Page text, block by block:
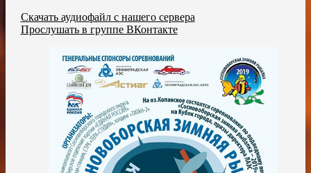
Скачать аудиофайл с нашего сервера
Прослушать в группе ВКонтакте